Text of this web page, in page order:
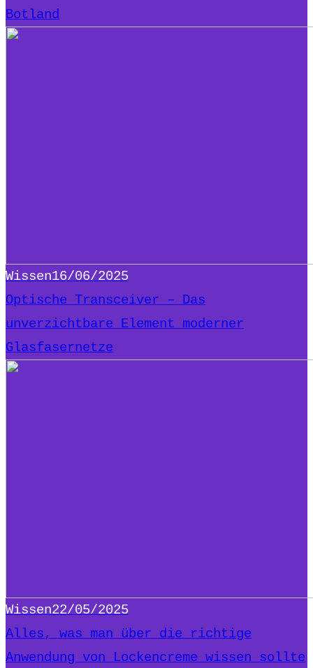
Botland
Wissen16/06/2025
Optische Transceiver – Das
unverzichtbare Element moderner
Glasfasernetze
Wissen22/05/2025
Alles, was man über die richtige
Anwendung von Lockencreme wissen sollte